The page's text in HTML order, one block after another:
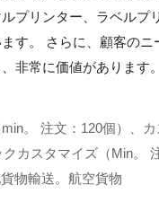
プリンター、ラベルプ
す。 さらに、顧客の
非常に価値があります
。 注文：120個）、
カスタマイズ（Min。
物輸送。航空貨物